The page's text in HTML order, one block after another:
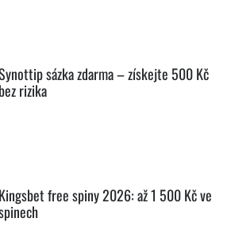
sázka zdarma – získejte 500 Kč
bez rizika
Kingsbet free spiny 2026: až 1 500 Kč ve